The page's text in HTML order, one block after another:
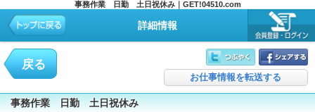
事務作業 日勤 土日祝休み｜GET!04510.com
詳細情報
戻る
お仕事情報を転送する
事務作業 日勤 土日祝休み